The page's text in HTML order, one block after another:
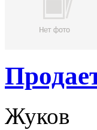
Жуков